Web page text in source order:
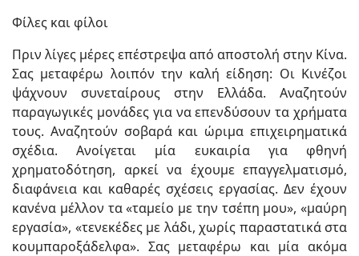
Φίλες και φίλοι
Πριν λίγες μέρες επέστρεψα από αποστολή στην Κίνα.
Σας μεταφέρω λοιπόν την καλή είδηση: Οι Κινέζοι
ψάχνουν συνεταίρους στην Ελλάδα. Αναζητούν
παραγωγικές μονάδες για να επενδύσουν τα χρήματα
τους. Αναζητούν σοβαρά και ώριμα επιχειρηματικά
σχέδια. Ανοίγεται μία ευκαιρία για φθηνή
χρηματοδότηση, αρκεί να έχουμε επαγγελματισμό,
διαφάνεια και καθαρές σχέσεις εργασίας. Δεν έχουν
κανένα μέλλον τα «ταμείο με την τσέπη μου», «μαύρη
εργασία», «τενεκέδες με λάδι, χωρίς παραστατικά στα
κουμπαροξάδελφα». Σας μεταφέρω και μία ακόμα